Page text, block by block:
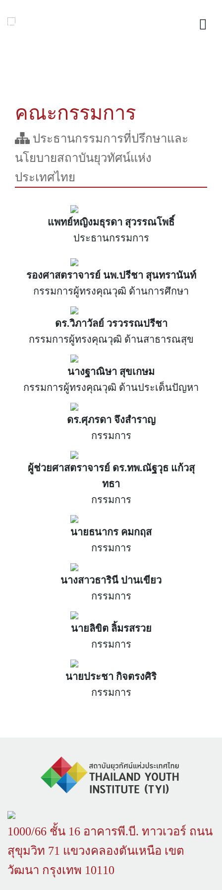
คณะกรรมการ
ประธานกรรมการที่ปรึกษาและ
นโยบายสถาบันยุวทัศน์แห่ง
ประเทศไทย
แพทย์หญิงมธุรดา สุวรรณโพธิ์
ประธานกรรมการ
รองศาสตราจารย์ นพ.ปรีชา สุนทรานันท์
กรรมการผู้ทรงคุณวุฒิ ด้านการศึกษา
ดร.วิภาวัลย์ วรวรรณปรีชา
กรรมการผู้ทรงคุณวุฒิ ด้านสาธารณสุข
นางฐาณิษา สุขเกษม
กรรมการผู้ทรงคุณวุฒิ ด้านประเด็นปัญหา
ดร.ศุภรดา จึงสำราญ
กรรมการ
ผู้ช่วยศาสตราจารย์ ดร.ทพ.ณัฐวุธ แก้วสุ
ทธา
กรรมการ
นายธนากร คมกฤส
กรรมการ
นางสาวธารินี ปานเขียว
กรรมการ
นายลิขิต ลิ้มรสรวย
กรรมการ
นายประชา กิจตรงศิริ
กรรมการ
1000/66 ชั้น 16 อาคารพี.บี. ทาวเวอร์ ถนน
สุขุมวิท 71 แขวงคลองตันเหนือ เขต
วัฒนา กรุงเทพ 10110